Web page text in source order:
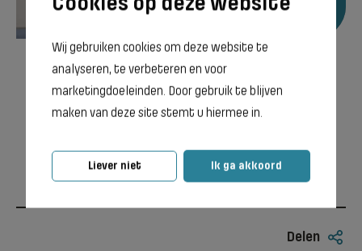
Wij gebruiken cookies om deze website te
analyseren, te verbeteren en voor
marketingdoeleinden. Door gebruik te blijven
maken van deze site stemt u hiermee in.
Liever niet Ik ga akkoord
opzoekken"
Annika • Docent
Delen